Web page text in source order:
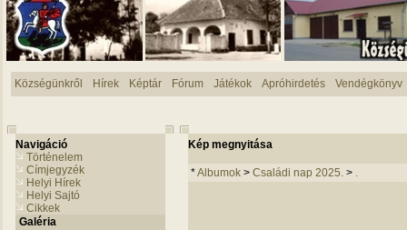
Községünkről Hírek Képtár Fórum Játékok Apróhirdetés Vendégkönyv
Navigáció
Történelem
Címjegyzék
Helyi Hírek
Helyi Sajtó
Cikkek
Galéria
Kép megnyitása
*Albumok > Családi nap 2025. > .